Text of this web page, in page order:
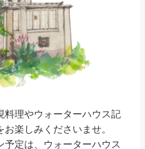
料理やウォーターハウス記
楽しみくださいませ。
定は、ウォーターハウス